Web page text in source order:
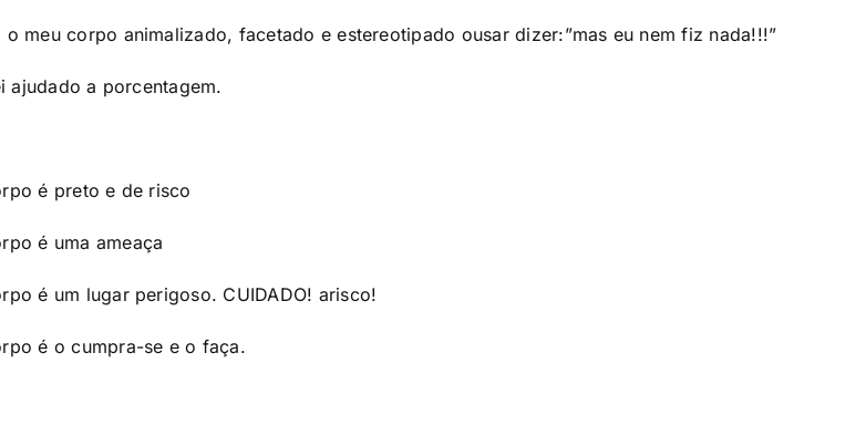
o meu corpo animalizado, facetado e estereotipado ousar dizer:”mas eu nem fiz nada!!!”
ajudado a porcentagem.
é preto e de risco
é uma ameaça
é um lugar perigoso. CUIDADO! arisco!
é o cumpra-se e o faça.